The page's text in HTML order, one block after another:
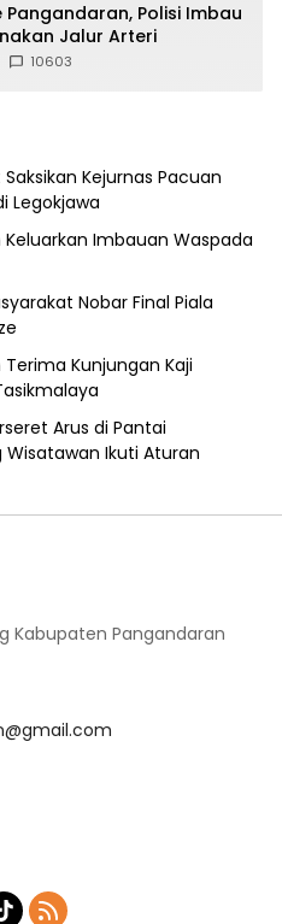
Pangandaran, Polisi Imbau
Jalur Arteri
10603
Kejurnas Pacuan
Legokjawa
Keluarkan Imbauan Waspada
Nobar Final Piala
Terima Kunjungan Kaji
Arus di Pantai
Wisatawan Ikuti Aturan
Kabupaten Pangandaran